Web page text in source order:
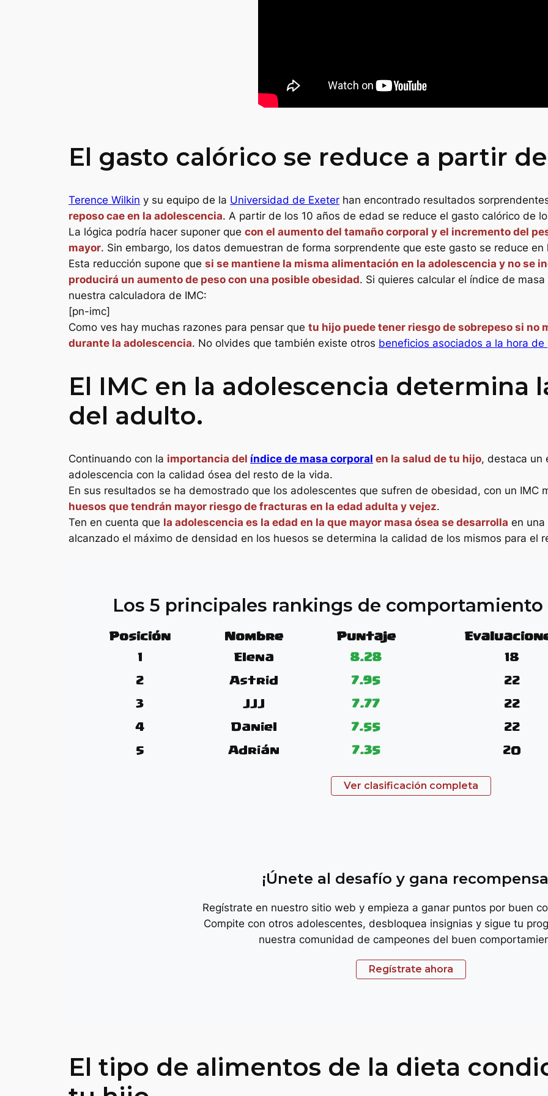
El gasto calórico se reduce a partir de
Terence Wilkin y su equipo de la Universidad de Exeter han encontrado resultados
reposo cae en la adolescencia. A partir de los 10 años de edad se reduce el gasto calórico de
La lógica podría hacer suponer que con el aumento del tamaño corporal y el incremento del
mayor. Sin embargo, los datos demuestran de forma sorprendente que este gasto se reduce en
Esta reducción supone que si se mantiene la misma alimentación en la adolescencia y no se
producirá un aumento de peso con una posible obesidad. Si quieres calcular el índice de
nuestra calculadora de IMC:
[pn-imc]
Como ves hay muchas razones para pensar que tu hijo puede tener riesgo de sobrepeso si no
durante la adolescencia. No olvides que también existe otros beneficios asociados a la hora
El IMC en la adolescencia determina
del adulto.
Continuando con la importancia del índice de masa corporal en la salud de tu hijo, destaca un
adolescencia con la calidad ósea del resto de la vida.
En sus resultados se ha demostrado que los adolescentes que sufren de obesidad, con un IMC
huesos que tendrán mayor riesgo de fracturas en la edad adulta y vejez.
Ten en cuenta que la adolescencia es la edad en la que mayor masa ósea se desarrolla en una
alcanzado el máximo de densidad en los huesos se determina la calidad de los mismos para el
Los 5 principales rankings de comportamiento
Posición Nombre Puntaje
1
Elena 8.28 18
2 Astrid 7.95 22
3 JJJ 7.77 22
4 Daniel 7.55 22
5 Adrián 7.35 20
Ver clasificación completa
¡Únete al desafío y gana
Regístrate en nuestro sitio web y empieza a ganar puntos por buen
Compite con otros adolescentes, desbloquea insignias y sigue tu
nuestra comunidad de campeones del buen
Regístrate ahora
El tipo de alimentos de la dieta